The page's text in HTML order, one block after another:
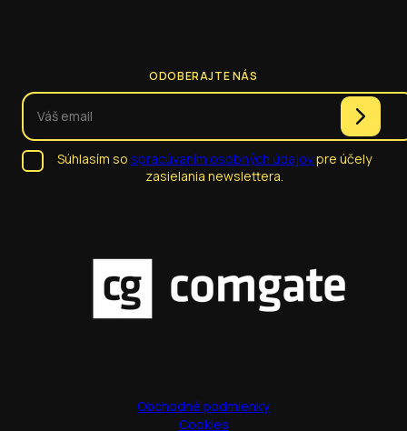
ODOBERAJTE NÁS
Súhlasím so spracúvaním osobných údajovpre účely
zasielania newslettera.
Obchodné podmienky
Cookies